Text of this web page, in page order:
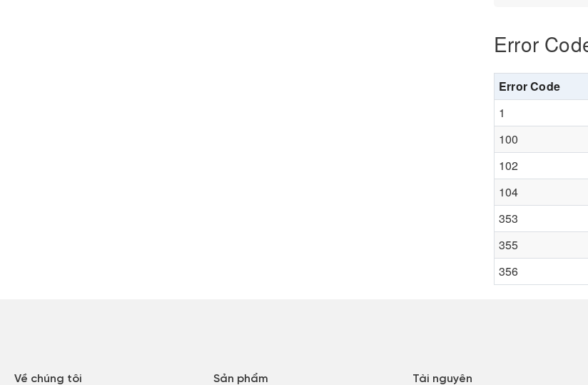
Error
Error Code
1
100
102
104
353
355
356
Về chúng tôi Sản phẩm Tài nguyên